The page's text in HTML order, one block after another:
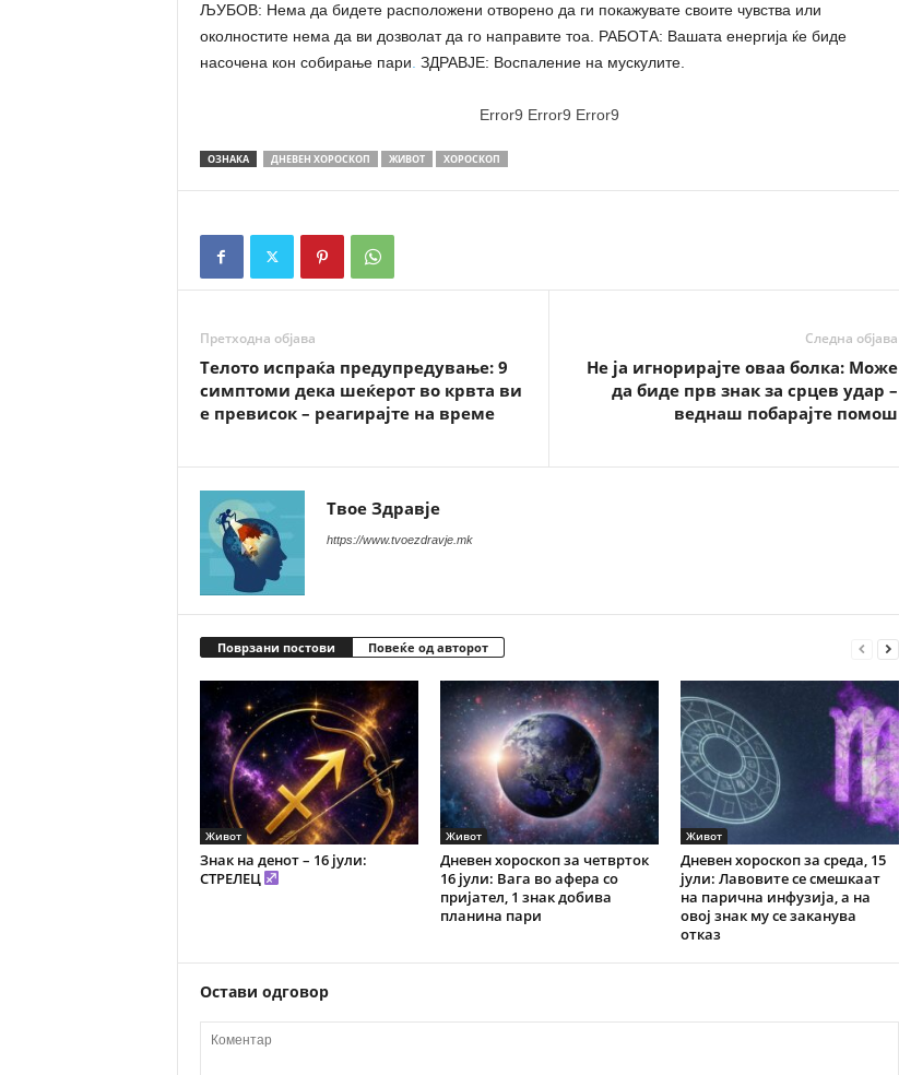
ЉУБОВ: Нема да бидете расположени отворено да ги покажувате своите чувства или
околностите нема да ви дозволат да го направите тоа. РАБОТА: Вашата енергија ќе биде
насочена кон собирање пари ЗДРАВЈЕ: Воспаление на мускулите.
Error9 Error9 Error9
ОЗНАКА ДНЕВЕН ХОРОСКОП ЖИВОТ ХОРОСКОП
Претходна објава
Телото испраќа предупредување: 9
симптоми дека шеќерот во крвта ви
е превисок – реагирајте на време
Следна објава
Не ја игнорирајте оваа болка: Може
да биде прв знак за срцев удар –
веднаш побарајте помош
Твое Здравје
https://www.tvoezdravje.mk
Поврзани постови Повеќе од авторот
Живот
Знак на денот – 16 јули:
СТРЕЛЕЦ
Живот
Дневен хороскоп за четврток
16 јули: Вага во афера со
пријател, 1 знак добива
планина пари
Живот
Дневен хороскоп за среда, 15
јули: Лавовите се смешкаат
на парична инфузија, а на
овој знак му се заканува
отказ
Остави одговор